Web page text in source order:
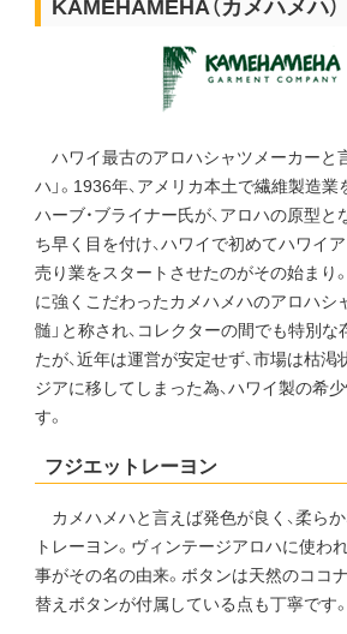
KAMEHAMEHA（カメハメハ）
ハワイ最古のアロハシャツメーカーと
ハ」。1936年、アメリカ本土で繊維製造
ハーブ・ブライナー氏が、アロハの原型
ち早く目を付け、ハワイで初めてハワイ
売り業をスタートさせたのがその始まり
に強くこだわったカメハメハのアロハシ
髄」と称され、コレクターの間でも特別
たが、近年は運営が安定せず、市場は枯渇
ジアに移してしまった為、ハワイ製の希
す。
フジエットレーヨン
カメハメハと言えば発色が良く、柔ら
トレーヨン。ヴィンテージアロハに使わ
事がその名の由来。ボタンは天然のココ
替えボタンが付属している点も丁寧です。